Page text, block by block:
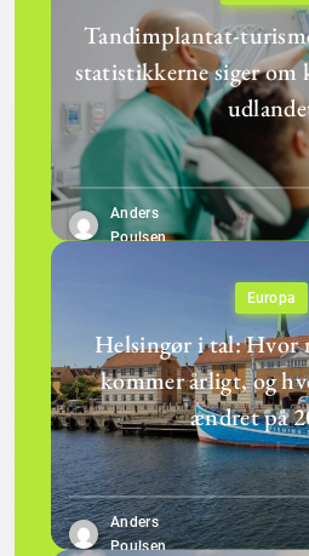
Tandimplantat-
statistikkerne siger
Anders
Poulsen
Europa
Helsingør i tal: Hvor
kommer årligt, og
ændret på
Anders
Poulsen